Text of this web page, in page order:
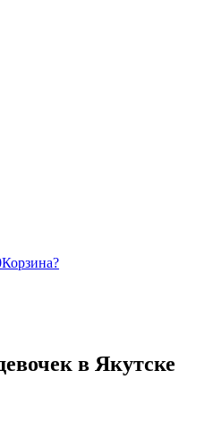
Корзина?
в Якутске